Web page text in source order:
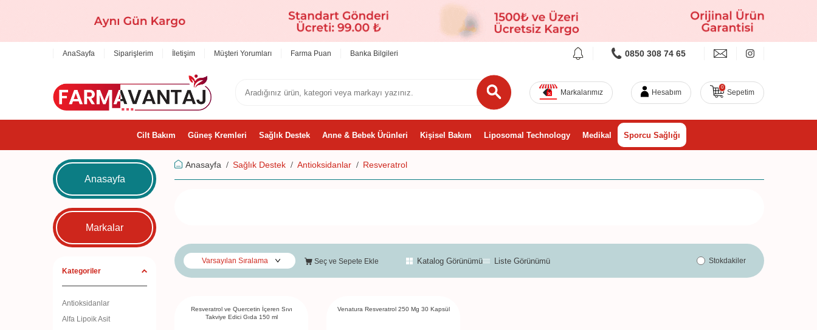
AnaSayfa Siparişlerim İletişim Müşteri Yorumları Farma Puan Banka Bilgileri 0850 308 74 65
Markalarımız Hesabım
0
Sepetim
Cilt Bakım Güneş Kremleri Sağlık Destek Anne & Bebek Ürünleri Kişisel Bakım Liposomal Technology Medikal Sporcu Sağlığı
Anasayfa
Markalar
Kategoriler
Antioksidanlar
Alfa Lipoik Asit
Anasayfa Sağlık Destek Antioksidanlar Resveratrol
Seç ve Sepete Ekle Katalog Görünümü Liste Görünümü Stokdakiler
Resveratrol ve Quercetin İçeren Sıvı
Takviye Edici Gıda 150 ml
Venatura Resveratrol 250 Mg 30 Kapsül